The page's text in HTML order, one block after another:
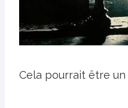
Cela pourrait être